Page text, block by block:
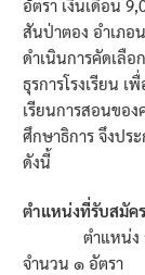
แจ้งชำระเงิน
รีวิวจากลูกค้า
ติดตามพัสดุ
นโยบายคืน
อัตรา เงินเดือน
สันป่าตอง อำเภอ
ดำเนินการคัดเลื
ธุรการโรงเรียน
เรียนการสอนขอ
ศึกษาธิการ จึงปร
ดังนี้
ตำแหน่งที่รับสมัค
ตำแหน่ง ลูก
จำนวน ๑ อัตรา